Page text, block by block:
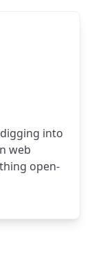
into
web
open-